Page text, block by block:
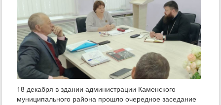
18 декабря в здании администрации Каменского
муниципального района прошло очередное заседание